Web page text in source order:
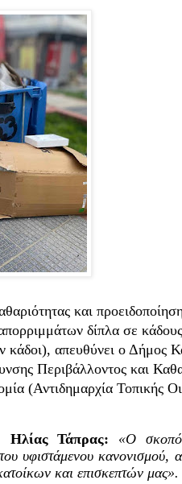
και
δίπλα σε
απευθύνει ο Δήμος
Περιβάλλοντος και
(Αντιδημαρχία Τοπικής
Ηλίας Τάπρας: «Ο
υφιστάμενου κανονισμού,
και επισκεπτών μας».